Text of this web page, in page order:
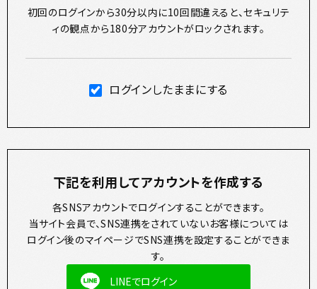
初回のログインから30分以内に10回間違えると、セキュリテ
ィの観点から180分アカウントがロックされます。
ログインしたままにする
下記を利用してアカウントを作成する
各SNSアカウントでログインすることができます。
当サイト会員で、SNS連携をされていないお客様については
ログイン後のマイページでSNS連携を設定することができま
す。
LINEでログイン